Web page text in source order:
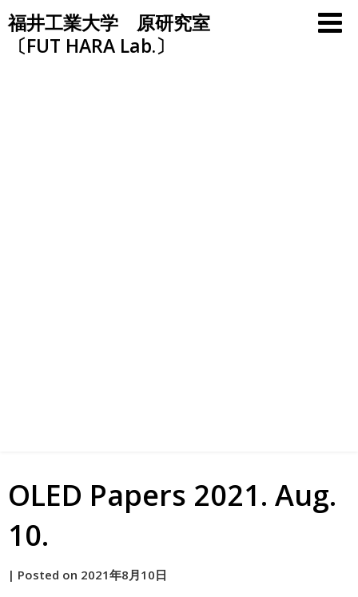
Skip
to
content
福井工業大学 原研究室
〔FUT HARA Lab.〕
OLED Papers 2021. Aug.
10.
by
| Posted on 2021年8月10日